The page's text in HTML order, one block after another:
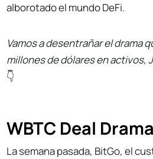
alborotado el mundo DeFi.
Vamos a desentrañar el drama
millones de dólares en activos,
👇
WBTC Deal Drama
La semana pasada, BitGo, el